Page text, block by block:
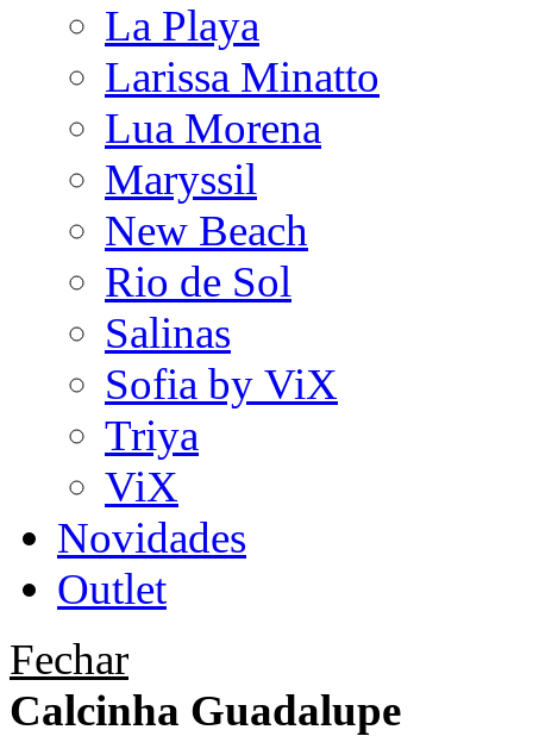
La Playa
Larissa Minatto
Lua Morena
Maryssil
New Beach
Rio de Sol
Salinas
Sofia by ViX
Triya
ViX
Novidades
Outlet
Fechar
Calcinha Guadalupe